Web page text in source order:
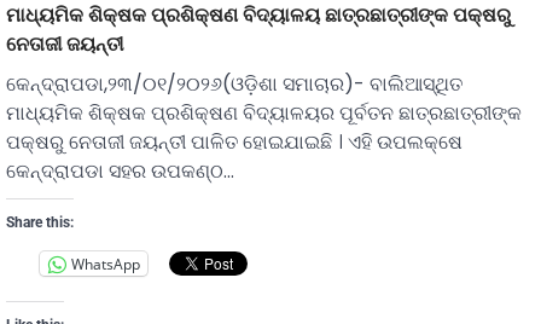
ମାଧ୍ୟମିକ ଶିକ୍ଷକ ପ୍ରଶିକ୍ଷଣ ବିଦ୍ୟାଳୟ ଛାତ୍ରଛାତ୍ରୀଙ୍କ ପକ୍ଷରୁ
ନେତାଜୀ ଜୟନ୍ତୀ
କେନ୍ଦ୍ରାପଡା,୨୩/୦୧/୨୦୨୬(ଓଡ଼ିଶା ସମାଚାର)- ବାଲିଆସ୍ଥିତ
ମାଧ୍ୟମିକ ଶିକ୍ଷକ ପ୍ରଶିକ୍ଷଣ ବିଦ୍ୟାଳୟର ପୂର୍ବତନ ଛାତ୍ରଛାତ୍ରୀଙ୍କ
ପକ୍ଷରୁ ନେତାଜୀ ଜୟନ୍ତୀ ପାଳିତ ହୋଇଯାଇଛି । ଏହି ଉପଲକ୍ଷେ
କେନ୍ଦ୍ରାପଡା ସହର ଉପକଣ୍ଠ…
Share this:
WhatsApp